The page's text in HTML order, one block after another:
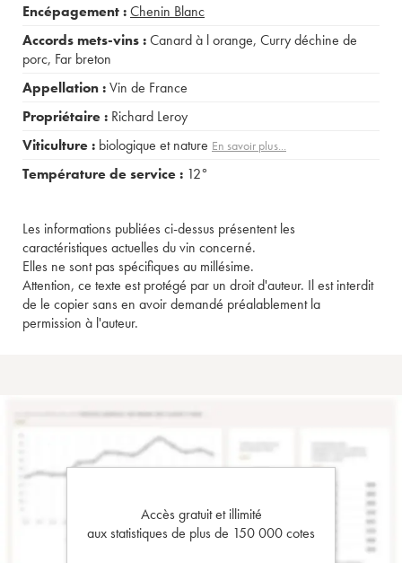
Encépagement :Chenin Blanc
Accords mets-vins :Canard à l orange, Curry déchine de
porc, Far breton
Appellation :Vin de France
Propriétaire : Richard Leroy
Viticulture : biologique et nature En savoir plus...
Température de service : 12°
Les informations publiées ci-dessus présentent les
caractéristiques actuelles du vin concerné.
Elles ne sont pas spécifiques au millésime.
Attention, ce texte est protégé par un droit d'auteur. Il est interdit
de le copier sans en avoir demandé préalablement la
permission à l'auteur.
Accès gratuit et illimité
aux statistiques de plus de 150 000 cotes